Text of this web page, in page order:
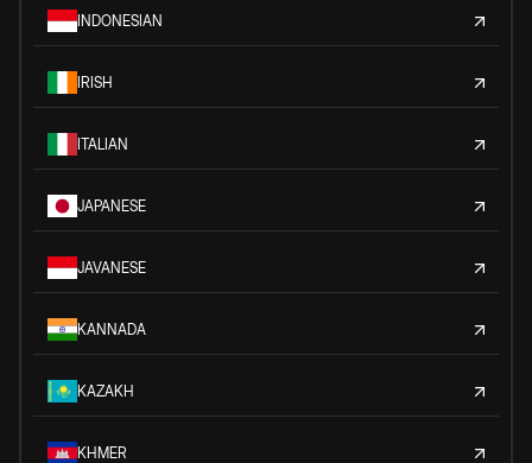
INDONESIAN
IRISH
ITALIAN
JAPANESE
JAVANESE
KANNADA
KAZAKH
KHMER